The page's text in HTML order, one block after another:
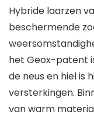
Hybride laarzen
beschermende
het Geox-patent
de neus en hiel is
versterkingen.
van warm